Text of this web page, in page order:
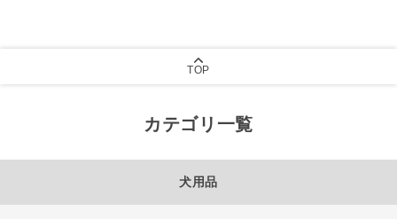
TOP
カテゴリ一覧
犬用品